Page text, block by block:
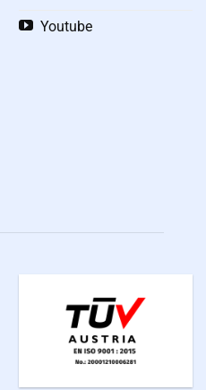
Youtube